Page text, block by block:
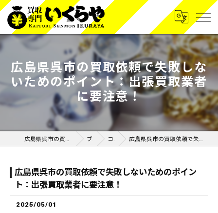
広島県呉市の買取依頼で失敗しな
いためのポイント：出張買取業者
に要注意！
広島県呉市の買取なら買取専門いくらや呉広店 ブログ コラム 広島県呉市の買取依頼で失敗しないためのポイント：出張買取業者に要注意！
広島県呉市の買取依頼で失敗しないためのポイン
ト：出張買取業者に要注意！
2025/05/01